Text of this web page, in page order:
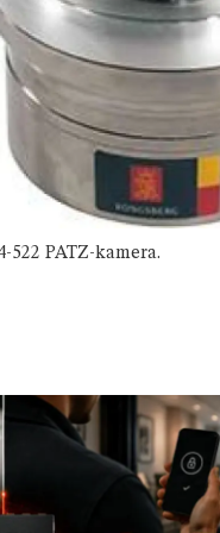
522 PATZ-kamera.